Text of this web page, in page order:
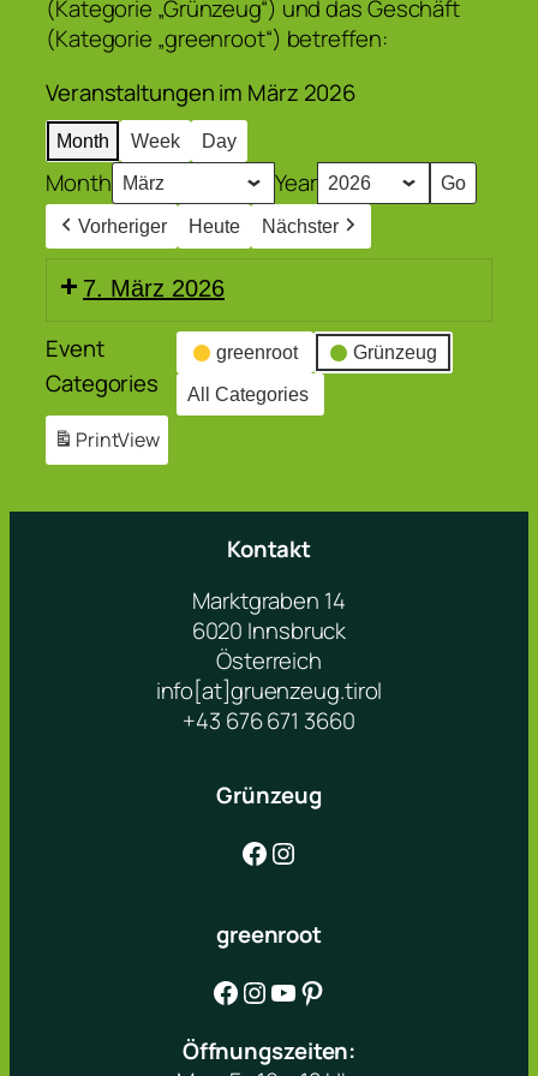
(Kategorie „Grünzeug“) und das Geschäft
(Kategorie „greenroot“) betreffen:
Veranstaltungen im März 2026
Month Week Day
Month Year
Vorheriger Heute Nächster
7. März 2026
Event
Categories
greenroot Grünzeug
All Categories
PrintView
Kontakt
Marktgraben 14
6020 Innsbruck
Österreich
info[at]gruenzeug.tirol
+43 676 671 3660
Grünzeug
Facebook Instagram
greenroot
Facebook Instagram YouTube Pinterest
Öffnungszeiten: